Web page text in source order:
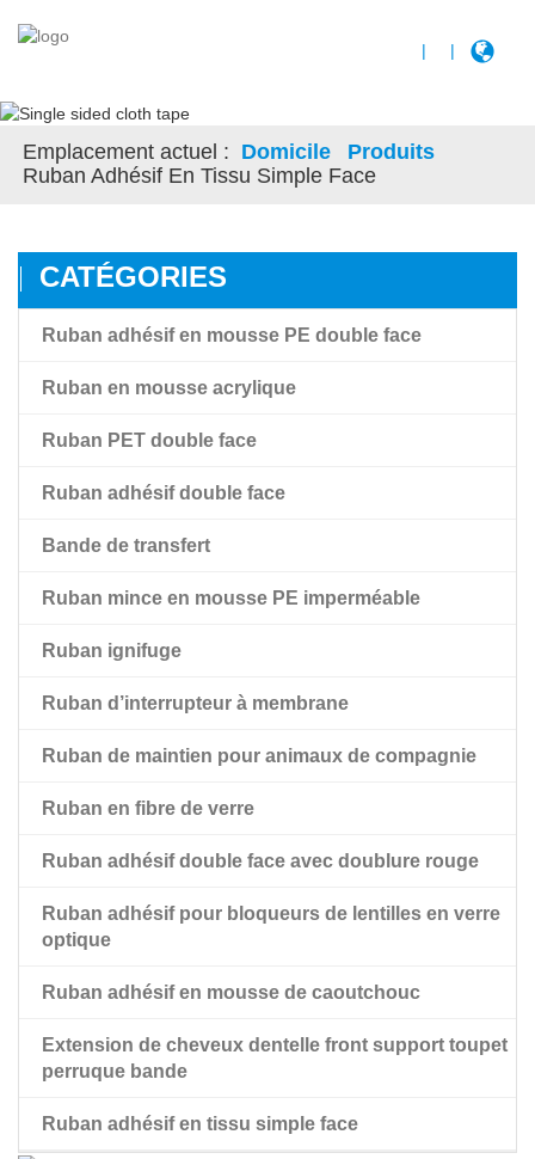
| |
Emplacement actuel : Domicile
Produits
Ruban Adhésif En Tissu Simple Face
CATÉGORIES
Ruban adhésif en mousse PE double face
Ruban en mousse acrylique
Ruban en mousse acrylique
Ruban en mousse acrylique à haute adhérence Amk
Ruban PET double face
Ruban adhésif transparent double face pour film PET
Ruban adhésif noir double face pour animaux de
compagnie avec doublure rouge
Ruban adhésif double face
Bande de transfert
Ruban mince en mousse PE imperméable
Ruban ignifuge
Ruban d’interrupteur à membrane
Ruban de maintien pour animaux de compagnie
Ruban en fibre de verre
Ruban adhésif double face avec doublure rouge
Ruban adhésif pour bloqueurs de lentilles en verre
optique
Ruban adhésif en mousse de caoutchouc
Extension de cheveux dentelle front support toupet
perruque bande
perruque ruban adhésif double face
Ruban adhésif en tissu simple face